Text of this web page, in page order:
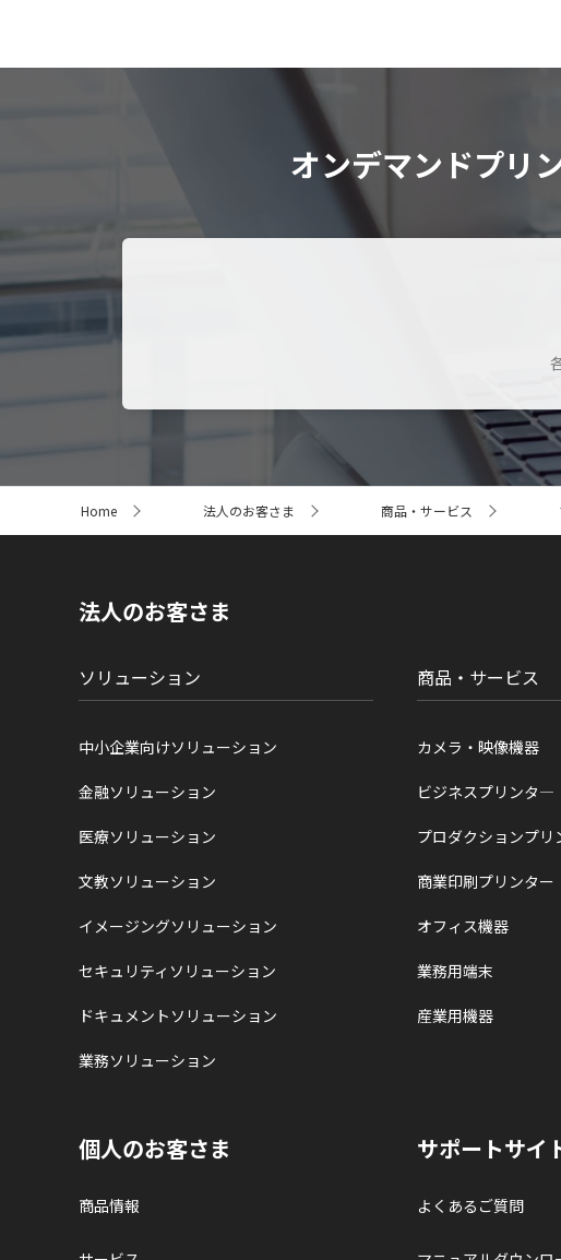
オンデマンドプリ
ト
Home 法人のお客さま 商品・サービス
法人のお客さま
ソリューション
中小企業向けソリューション
金融ソリューション
医療ソリューション
文教ソリューション
イメージングソリューション
セキュリティソリューション
ドキュメントソリューション
業務ソリューション
商品・サービス
カメラ・映像機器
ビジネスプリンタ―
プロダクションプ
商業印刷プリンター
オフィス機器
業務用端末
産業用機器
個人のお客さま
商品情報
サポートサイ
よくあるご質問